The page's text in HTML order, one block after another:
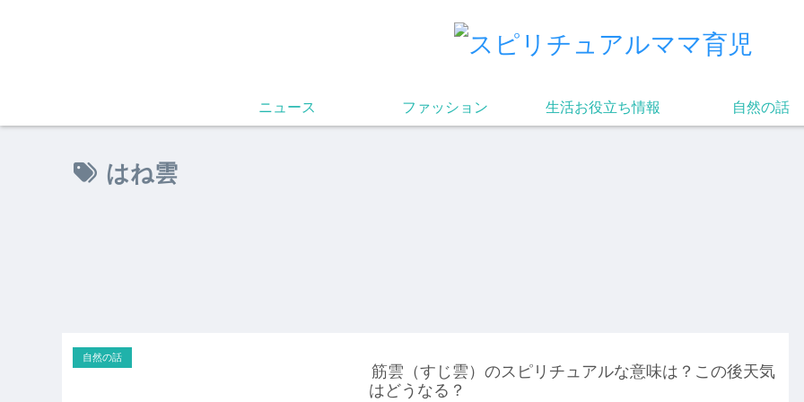
ニュース ファッション 生活お役立ち情報 自然の話
はね雲
自然の話
筋雲（すじ雲）のスピリチュアルな意味は？この後天気
はどうなる？